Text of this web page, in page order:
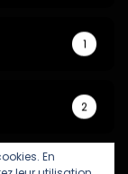
1
2
5
En